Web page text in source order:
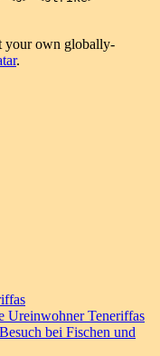
your own globally-
.
Ureinwohner Teneriffas
bei Fischen und